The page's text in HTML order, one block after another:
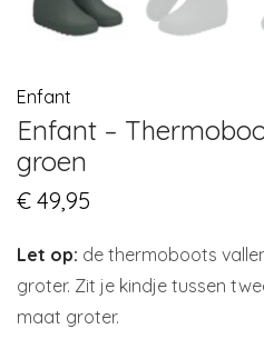
Enfant
Enfant –
groen
€ 49,95
Let op: de thermoboots
groter. Zit je kindje tussen
maat groter.